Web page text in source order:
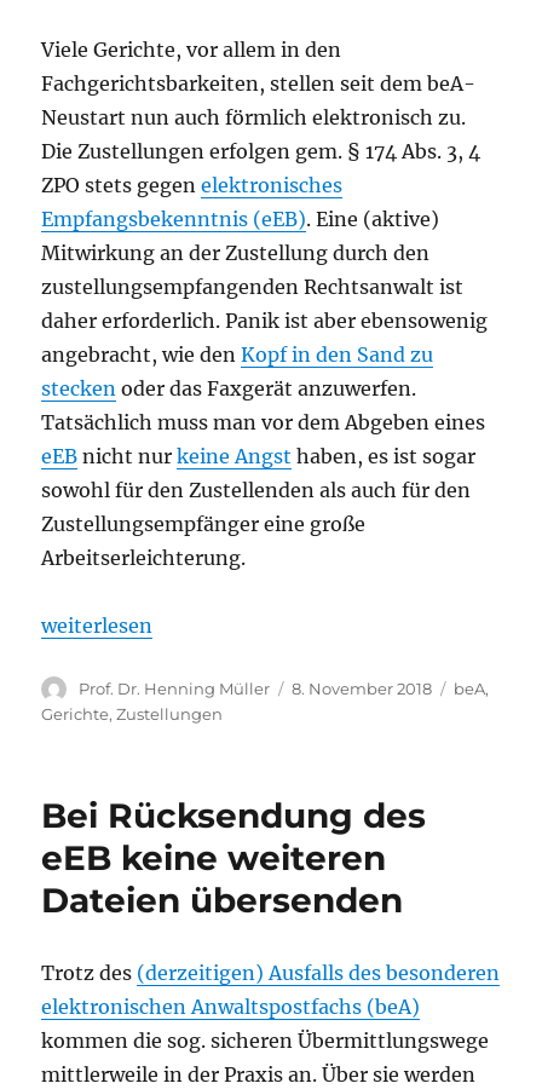
Viele Gerichte, vor allem in den
Fachgerichtsbarkeiten, stellen seit dem beA-
Neustart nun auch förmlich elektronisch zu.
Die Zustellungen erfolgen gem. § 174 Abs. 3, 4
ZPO stets gegenelektronisches
Empfangsbekenntnis (eEB). Eine (aktive)
Mitwirkung an der Zustellung durch den
zustellungsempfangenden Rechtsanwalt ist
daher erforderlich. Panik ist aber ebensowenig
angebracht, wie denKopf in den Sand zu
stecken oder das Faxgerät anzuwerfen.
Tatsächlich muss man vor dem Abgeben eines
eEB nicht nurkeine Angst haben, es ist sogar
sowohl für den Zustellenden als auch für den
Zustellungsempfänger eine große
Arbeitserleichterung.
„eEB – Hilfe! Eine Zustellung vom Gericht im beA!“
weiterlesen
Autor
Prof. Dr. Henning Müller
Veröffentlicht
8. November 2018 Kategorien
beA,
Gerichte,Zustellungen
Bei Rücksendung des
eEB keine weiteren
Dateien übersenden
Trotz des (derzeitigen) Ausfalls des besonderen
elektronischen Anwaltspostfachs (beA)
kommen die sog. sicheren Übermittlungswege
mittlerweile in der Praxis an. Über sie werden